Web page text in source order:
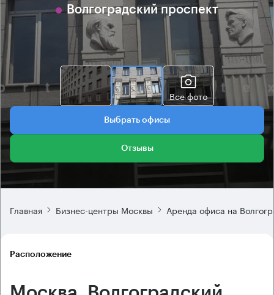
Волгоградский проспект
Все фото
Выбрать офисы
Отзывы
Главная Бизнес-центры Москвы Аренда офиса на
Расположение